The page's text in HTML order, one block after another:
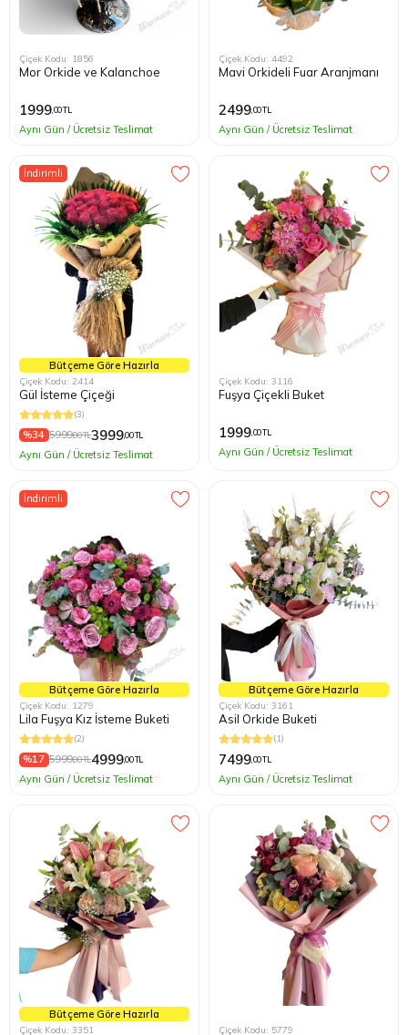
Çiçek Kodu: 1856
Mor Orkide ve Kalanchoe
1999,00 TL
Aynı Gün / Ücretsiz Teslimat
Çiçek Kodu: 4492
Mavi Orkideli Fuar Aranjmanı
2499,00 TL
Aynı Gün / Ücretsiz Teslimat
İndirimli
Bütçeme Göre Hazırla
Çiçek Kodu: 2414
Gül İsteme Çiçeği
(3)
%34 5999,00 TL3999,00 TL
Aynı Gün / Ücretsiz Teslimat
Çiçek Kodu: 3116
Fuşya Çiçekli Buket
1999,00 TL
Aynı Gün / Ücretsiz Teslimat
İndirimli
Bütçeme Göre Hazırla
Çiçek Kodu: 1279
Lila Fuşya Kız İsteme Buketi
(2)
%17 5999,00 TL4999,00 TL
Aynı Gün / Ücretsiz Teslimat
Bütçeme Göre Hazırla
Çiçek Kodu: 3161
Asil Orkide Buketi
(1)
7499,00 TL
Aynı Gün / Ücretsiz Teslimat
Bütçeme Göre Hazırla
Çiçek Kodu: 3351 Çiçek Kodu: 5779